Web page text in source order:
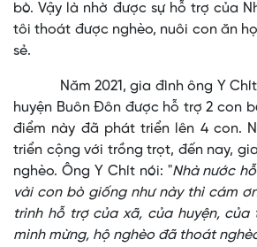
bò. Vậy là nhờ được sự hỗ trợ của
tôi thoát được nghèo, nuôi con ăn
sẻ.
Năm 2021, gia đình ông Y Chít
huyện Buôn Đôn được hỗ trợ 2 con
điểm này đã phát triển lên 4 con.
triển cộng với trồng trọt, đến nay,
nghèo. Ông Y Chít nói: "Nhà nước
vài con bò giống như này thì cám
trình hỗ trợ của xã, của huyện,
mình mừng, hộ nghèo đã thoát